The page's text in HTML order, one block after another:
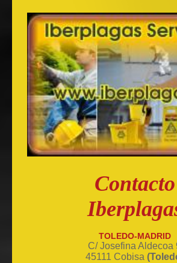
Contacto
TOLEDO-MADRID
C/ Josefina Aldecoa
45111 Cobisa